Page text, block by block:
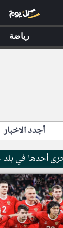
أجدد الاخبار
أحدها في بلد
ار تي عربي
رياضة